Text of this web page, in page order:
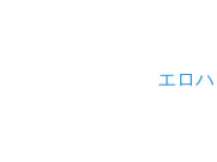
エロ